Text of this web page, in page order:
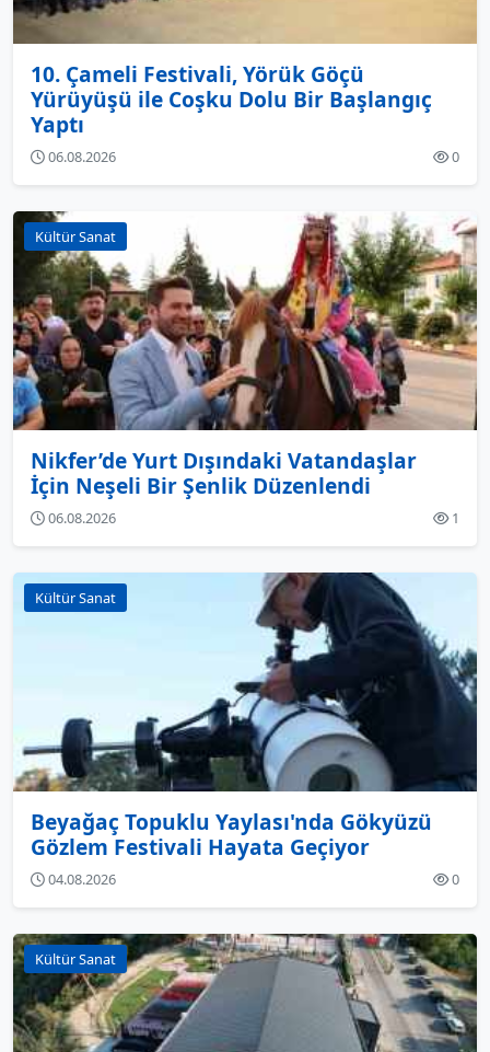
10. Çameli Festivali, Yörük Göçü
Yürüyüşü ile Coşku Dolu Bir Başlangıç
Yaptı
06.08.2026 0
Kültür Sanat
Nikfer’de Yurt Dışındaki Vatandaşlar
İçin Neşeli Bir Şenlik Düzenlendi
06.08.2026 1
Kültür Sanat
Beyağaç Topuklu Yaylası'nda Gökyüzü
Gözlem Festivali Hayata Geçiyor
04.08.2026 0
Kültür Sanat